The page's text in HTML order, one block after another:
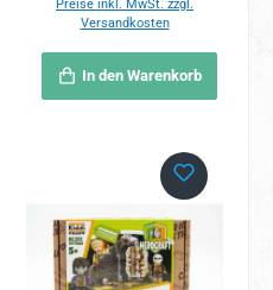
Preise inkl. MwSt. zzgl.
Versandkosten
In den Warenkorb